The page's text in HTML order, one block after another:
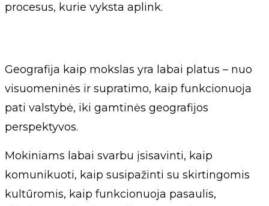
procesus, kurie vyksta aplink.
Geografija kaip mokslas yra labai platus – nuo
visuomeninės ir supratimo, kaip funkcionuoja
pati valstybė, iki gamtinės geografijos
perspektyvos.
Mokiniams labai svarbu įsisavinti, kaip
komunikuoti, kaip susipažinti su skirtingomis
kultūromis, kaip funkcionuoja pasaulis,